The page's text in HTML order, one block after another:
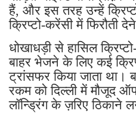
हैं, और इस तरह उन्हें
क्रिप्टो-करेंसी में फिरौती
धोखाधड़ी से हासिल
बाहर भेजने के लिए कई
ट्रांसफर किया जाता था।
रकम को दिल्ली में मौजूद
लॉन्ड्रिंग के ज़रिए ठिकाने